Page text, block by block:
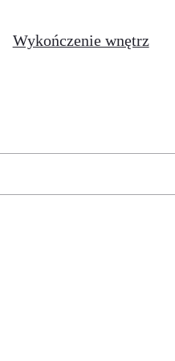
Wykończenie wnętrz